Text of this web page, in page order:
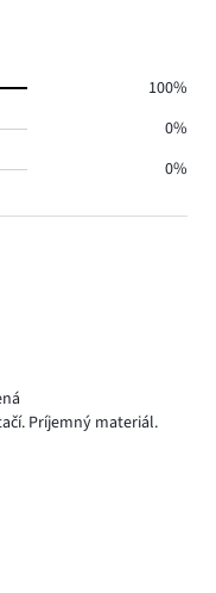
Príjemný materiál.
100%
0%
0%